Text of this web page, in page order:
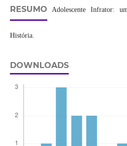
RESUMO Adolescente Infrator:
História.
DOWNLOADS